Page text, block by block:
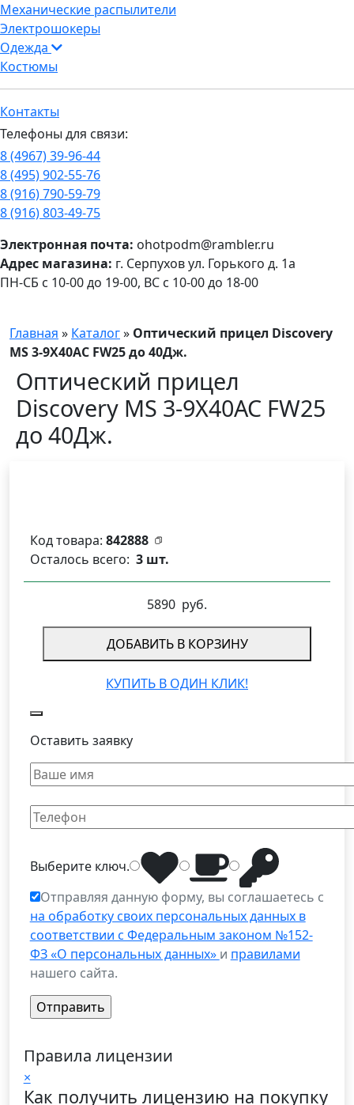
Механические распылители
Электрошокеры
Одежда
Костюмы
Контакты
Телефоны для связи:
8 (4967) 39-96-44
8 (495) 902-55-76
8 (916) 790-59-79
8 (916) 803-49-75
ПН-СБ с 10-00 до 19-00, ВС с 10-00 до 18-00
Электронная почта: ohotpodm@rambler.ru
Адрес магазина: г. Серпухов ул. Горького д. 1а
Главная » Каталог» Оптический прицел Discovery
MS 3-9X40AC FW25 до 40Дж.
Оптический прицел
Discovery MS 3-9X40AC FW25
до 40Дж.
Код товара: 842888
Осталось всего: 3 шт.
5890 руб.
ДОБАВИТЬ В КОРЗИНУ
КУПИТЬ В ОДИН КЛИК!
Оставить заявку
Выберитеключ.
Отправляя данную форму, вы соглашаетесь с
на обработку своих персональных данных в
соответствии с Федеральным законом №152-
ФЗ «О персональных данных» и правилами
нашего сайта.
Правила лицензии
×
Как получить лицензию на покупку